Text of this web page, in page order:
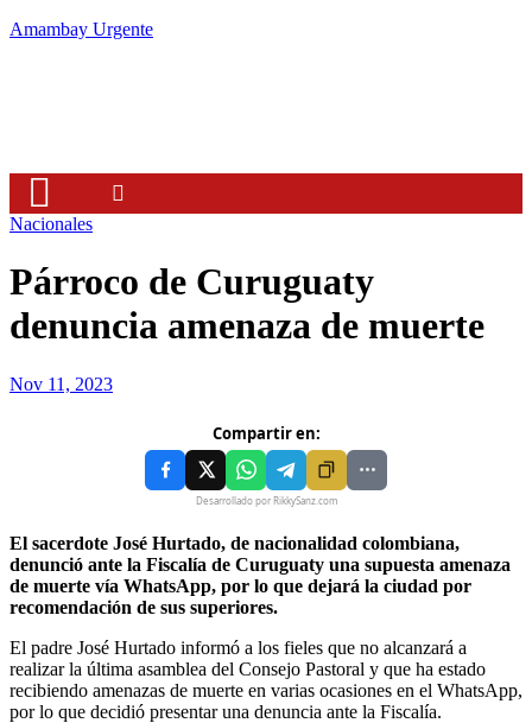
Amambay Urgente
Nacionales
Párroco de Curuguaty
denuncia amenaza de muerte
Nov 11, 2023
Compartir en:
Desarrollado por RikkySanz.com
El sacerdote José Hurtado, de nacionalidad colombiana,
denunció ante la Fiscalía de Curuguaty una supuesta amenaza
de muerte vía WhatsApp, por lo que dejará la ciudad por
recomendación de sus superiores.
El padre José Hurtado informó a los fieles que no alcanzará a
realizar la última asamblea del Consejo Pastoral y que ha estado
recibiendo amenazas de muerte en varias ocasiones en el WhatsApp,
por lo que decidió presentar una denuncia ante la Fiscalía.